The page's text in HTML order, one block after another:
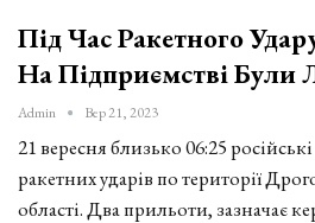
Під Час Ракетного
На Підприємстві Були
Admin Вер 21, 2023
21 вересня близько 06:25
ракетних ударів по території
області. Два прильоти, зазначає